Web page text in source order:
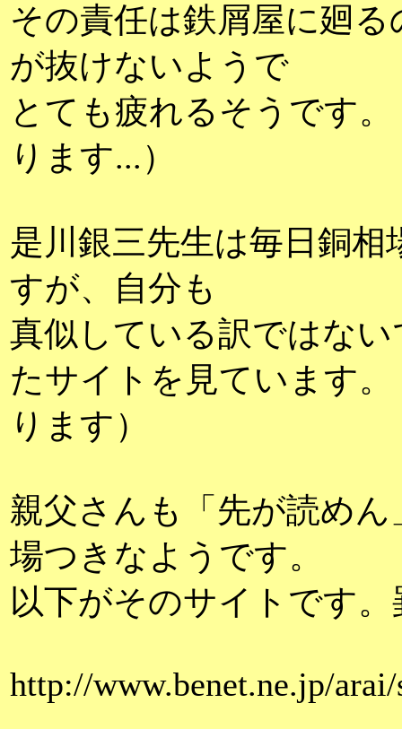
その責任は鉄屑屋に廻
が抜けないようで
とても疲れるそうです
ります...）
是川銀三先生は毎日銅
すが、自分も
真似している訳ではな
たサイトを見ています
ります）
親父さんも「先が読め
場つきなようです。
以下がそのサイトです
http://www.benet.ne.jp/